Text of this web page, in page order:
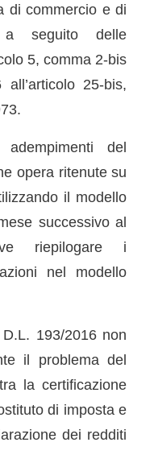
di commercio e di
a seguito delle
5, comma 2-bis
25-bis,
del
opera ritenute su
il modello
successivo al
riepilogare i
nel modello
193/2016 non
il problema del
la certificazione
di imposta e
dei redditi